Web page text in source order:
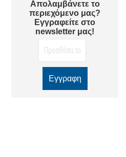
Απολαμβάνετε το
περιεχόμενο μας?
Εγγραφείτε στο
newsletter μας!